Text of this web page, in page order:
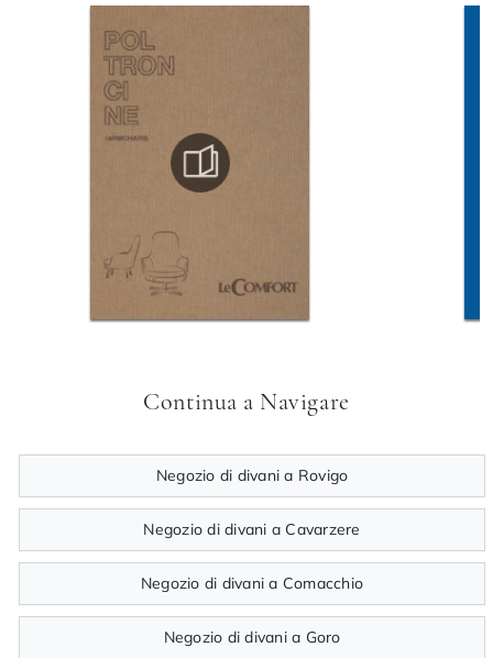
Continua a Navigare
Negozio di divani a Rovigo
Negozio di divani a Cavarzere
Negozio di divani a Comacchio
Negozio di divani a Goro